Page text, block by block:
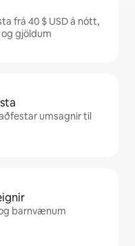
frá 40 $ USD á nótt,
gjöldum
umsagnir til
barnvænum